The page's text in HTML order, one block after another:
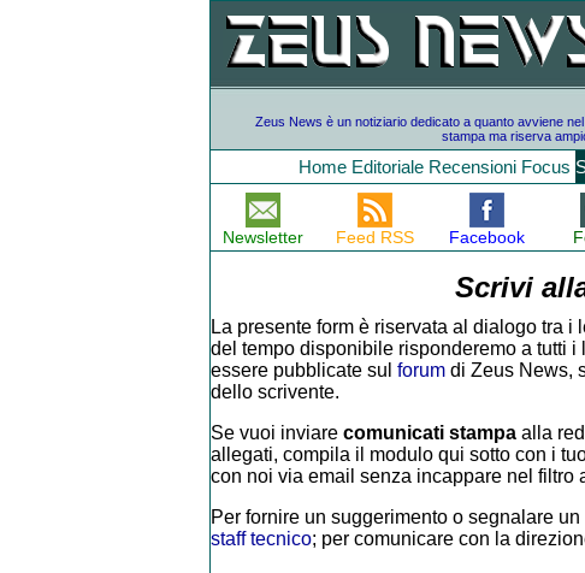
Zeus News è un notiziario dedicato a quanto avviene
stampa ma riserva
Home Editoriale Recensioni Focus
Newsletter Feed RSS Facebook
Scrivi
La presente form è riservata al dialogo tra
del tempo disponibile risponderemo a tutti
essere pubblicate sul forumdi Zeus News,
dello scrivente.
Se vuoi inviare comunicati stampaalla
allegati, compila il modulo qui sotto con i
con noi via email senza incappare nel filtro
Per fornire un suggerimento o segnalare
staff tecnico; per comunicare con la